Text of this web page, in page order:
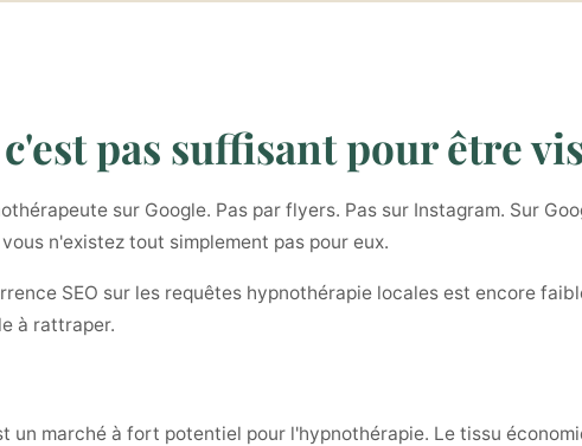
pas suffisant pour être
sur Google. Pas par flyers. Pas sur Instagram. Sur
n'existez tout simplement pas pour eux.
SEO sur les requêtes hypnothérapie locales est encore
à rattraper.
un marché à fort potentiel pour l'hypnothérapie. Le tissu